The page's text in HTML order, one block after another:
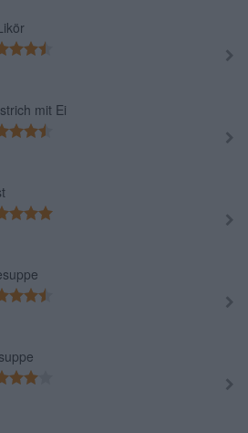
mit Ei